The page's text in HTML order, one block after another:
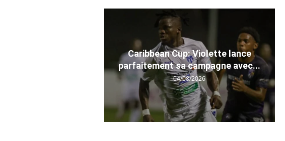
Caribbean Cup: Violette lance
parfaitement sa campagne avec...
04/08/2026